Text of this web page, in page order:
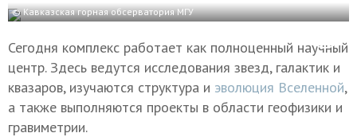
© Кавказская горная обсерватория МГУ
Сегодня комплекс работает как полноценный научный
центр. Здесь ведутся исследования звезд, галактик и
квазаров, изучаются структура и эволюция Вселенной,
а также выполняются проекты в области геофизики и
гравиметрии.